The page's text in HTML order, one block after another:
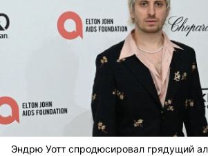
Эндрю Уотт спродюсировал грядущий